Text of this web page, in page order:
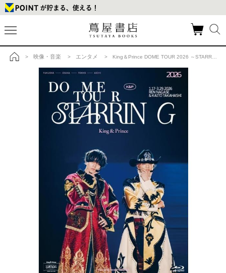
> 映像・音楽 > エンタメ > King＆Prince DOME TOUR 2026 ～STARRING～ 通常盤 ２Blu-ray の商品詳細